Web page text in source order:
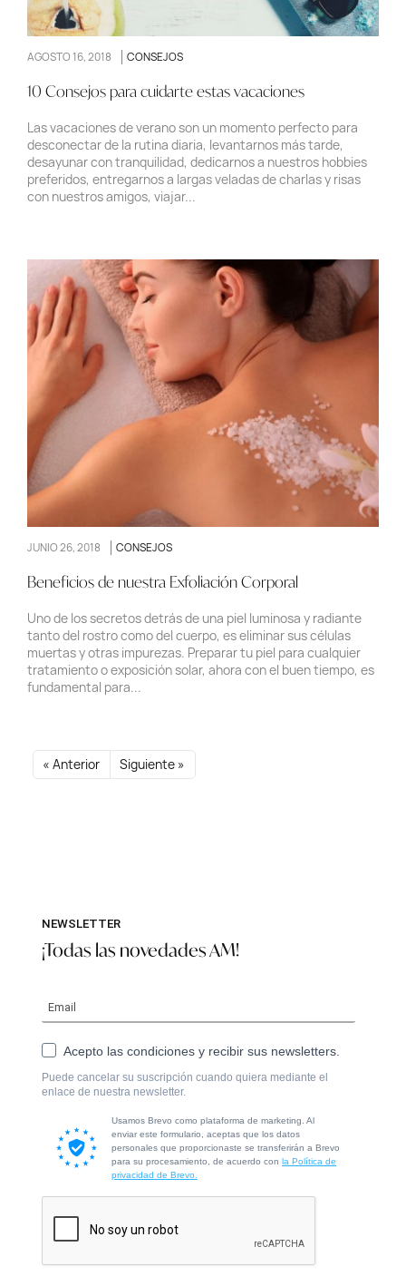
AGOSTO 16, 2018 CONSEJOS
10 Consejos para cuidarte estas vacaciones
Las vacaciones de verano son un momento perfecto para
desconectar de la rutina diaria, levantarnos más tarde,
desayunar con tranquilidad, dedicarnos a nuestros hobbies
preferidos, entregarnos a largas veladas de charlas y risas
con nuestros amigos, viajar...
JUNIO 26, 2018 CONSEJOS
Beneficios de nuestra Exfoliación Corporal
Uno de los secretos detrás de una piel luminosa y radiante
tanto del rostro como del cuerpo, es eliminar sus células
muertas y otras impurezas. Preparar tu piel para cualquier
tratamiento o exposición solar, ahora con el buen tiempo, es
fundamental para...
« Anterior Siguiente »
NEWSLETTER
¡Todas las novedades AM!
Acepto las condiciones y recibir sus newsletters.
Puede cancelar su suscripción cuando quiera mediante el
enlace de nuestra newsletter.
Usamos Brevo como plataforma de marketing. Al
enviar este formulario, aceptas que los datos
personales que proporcionaste se transferirán a Brevo
para su procesamiento, de acuerdo con la Política de
privacidad de Brevo.